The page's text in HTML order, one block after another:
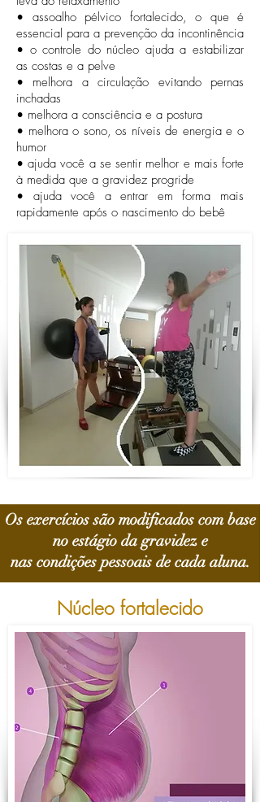
• assoalho pélvico fortalecido, o que é
essencial para a prevenção da incontinência
• o controle do núcleo ajuda a estabilizar
as costas e a pelve
• melhora a circulação evitando pernas
inchadas
• melhora a consciência e a postura
• melhora o sono, os níveis de energia e o
humor
• ajuda você a se sentir melhor e mais forte
à medida que a gravidez progride
• ajuda você a entrar em forma mais
rapidamente após o nascimento do bebê
Os exercícios são modificados com base
no estágio da gravidez e
nas condições pessoais de cada aluna.
Núcleo fortalecido